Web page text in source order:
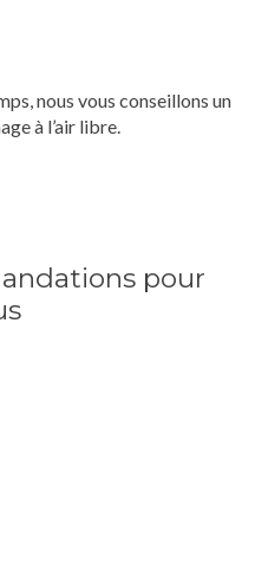
nous vous conseillons un
à l’air libre.
pour